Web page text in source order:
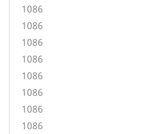
1086
1086
1086
1086
1086
1086
1086
1086